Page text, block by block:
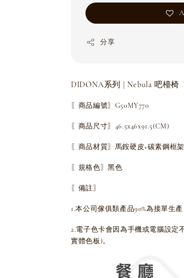
分享
DIDONA系列 | Nebula 吧檯椅
〖商品編號〗G50MY770
〖商品尺寸〗46.5x46x91.5(CM)
〖商品材質〗馬銨硬皮+碳素鋼框
〖規格色〗黑色
〖備註〗
1.本公司傢俱類產品90%為接單生
2.電子色卡會因為手機或電腦設定
實體色板)。